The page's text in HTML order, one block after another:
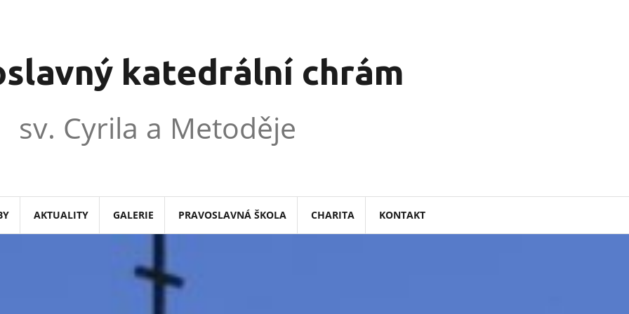
katedrální chrám
sv. Cyrila a Metoděje
AKTUALITY GALERIE PRAVOSLAVNÁ ŠKOLA CHARITA KONTAKT